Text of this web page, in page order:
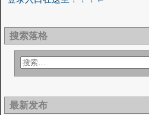
搜索落格
最新发布